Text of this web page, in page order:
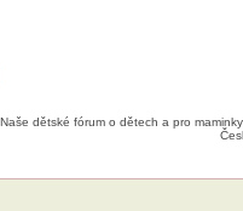
Naše dětské fórum o dětech a pro